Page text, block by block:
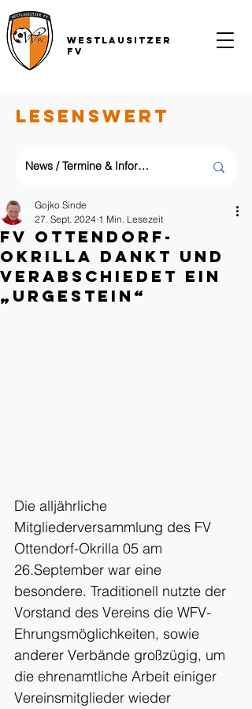
Westlausitzer
FV
LESENSWERT
FV Ottendorf-
Okrilla dankt und
verabschiedet ein
„Urgestein“
Gojko Sinde
27. Sept. 2024 1 Min. Lesezeit
Die alljährliche
Mitgliederversammlung des FV
Ottendorf-Okrilla 05 am
26.September war eine
besondere. Traditionell nutzte der
Vorstand des Vereins die WFV-
Ehrungsmöglichkeiten, sowie
anderer Verbände großzügig, um
die ehrenamtliche Arbeit einiger
Vereinsmitglieder wieder